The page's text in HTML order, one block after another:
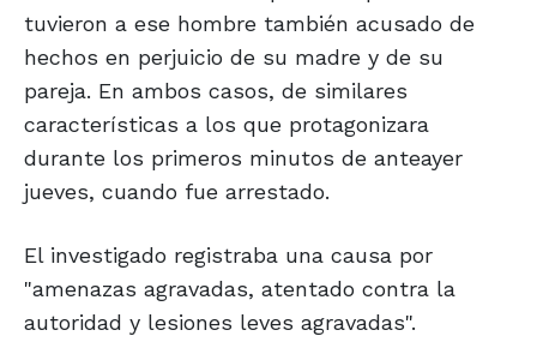
tuvieron a ese hombre también acusado de
hechos en perjuicio de su madre y de su
pareja. En ambos casos, de similares
características a los que protagonizara
durante los primeros minutos de anteayer
jueves, cuando fue arrestado.
El investigado registraba una causa por
"amenazas agravadas, atentado contra la
autoridad y lesiones leves agravadas".